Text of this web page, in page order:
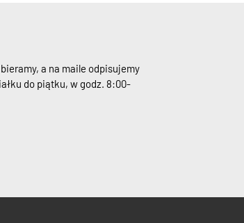
a na maile odpisujemy
do piątku, w godz. 8:00-